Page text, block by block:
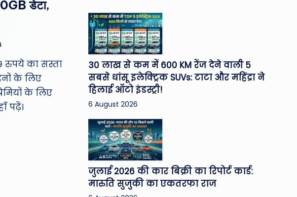
डेटा,
रुपये का सस्ता
के लिए
के लिए
पढ़ें।
30 लाख से कम में 600 KM रेंज देने वाली 5
सबसे धांसू इलेक्ट्रिक SUVs: टाटा और महिंद्रा ने
हिलाई ऑटो इंडस्ट्री!
6 August 2026
जुलाई 2026 की कार बिक्री का रिपोर्ट कार्ड:
मारुति सुजुकी का एकतरफा राज